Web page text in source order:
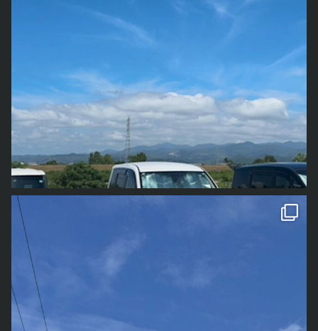
が「龍雲
をみつけて
」と言ってきました。 そういう